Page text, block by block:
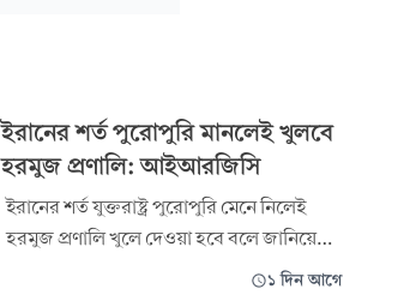
ইরানের শর্ত পুরোপুরি মানলেই খুলবে
হরমুজ প্রণালি: আইআরজিসি
ইরানের শর্ত যুক্তরাষ্ট্র পুরোপুরি মেনে নিলেই
হরমুজ প্রণালি খুলে দেওয়া হবে বলে জানিয়েছে
দেশটির ইসলামিক রেভল্যুশনারি গার্ড কর্পস১ দিন আগে